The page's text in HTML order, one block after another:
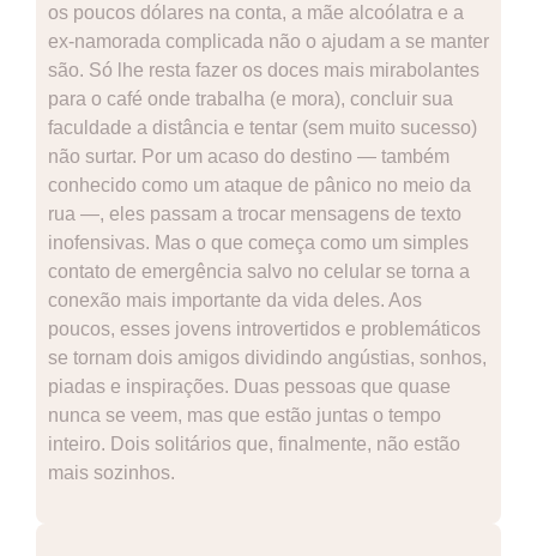
os poucos dólares na conta, a mãe alcoólatra e a
ex-namorada complicada não o ajudam a se manter
são. Só lhe resta fazer os doces mais mirabolantes
para o café onde trabalha (e mora), concluir sua
faculdade a distância e tentar (sem muito sucesso)
não surtar. Por um acaso do destino ― também
conhecido como um ataque de pânico no meio da
rua ―, eles passam a trocar mensagens de texto
inofensivas. Mas o que começa como um simples
contato de emergência salvo no celular se torna a
conexão mais importante da vida deles. Aos
poucos, esses jovens introvertidos e problemáticos
se tornam dois amigos dividindo angústias, sonhos,
piadas e inspirações. Duas pessoas que quase
nunca se veem, mas que estão juntas o tempo
inteiro. Dois solitários que, finalmente, não estão
mais sozinhos.